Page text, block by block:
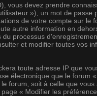
devez prendre
»), un mot de
de votre compte sur
autre information en
processus
et modifier toutes vos
toute adresse IP que
électronique que le
forum, soit à celle que
« Modifier les